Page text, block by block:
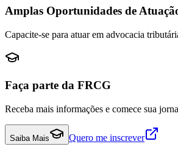
Amplas Oportunidades de
Capacite-se para atuar em advocacia
Faça parte da FRCG
Receba mais informações e comece sua
Saiba Mais Quero me inscrever